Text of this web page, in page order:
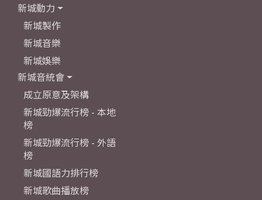
新城動力
新城製作
新城音樂
新城娛樂
新城音統會
成立原意及架構
新城勁爆流行榜 - 本地
榜
新城勁爆流行榜 - 外語
榜
新城國語力排行榜
新城歌曲播放榜